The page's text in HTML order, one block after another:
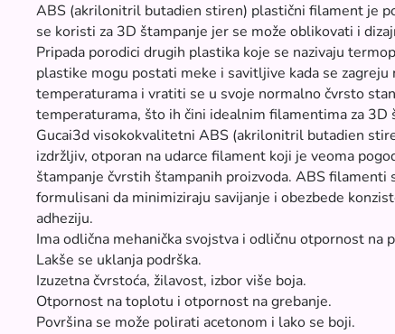
ABS (akrilonitril butadien stiren) plastični filament je
se koristi za 3D štampanje jer se može oblikovati i
Pripada porodici drugih plastika koje se nazivaju
plastike mogu postati meke i savitljive kada se zagreju
temperaturama i vratiti se u svoje normalno čvrsto
temperaturama, što ih čini idealnim filamentima za 3D
Gucai3d visokokvalitetni ABS (akrilonitril butadien
izdržljiv, otporan na udarce filament koji je veoma
štampanje čvrstih štampanih proizvoda. ABS filamenti
formulisani da minimiziraju savijanje i obezbede
adheziju.
Ima odlična mehanička svojstva i odličnu otpornost na
Lakše se uklanja podrška.
Izuzetna čvrstoća, žilavost, izbor više boja.
Otpornost na toplotu i otpornost na grebanje.
Površina se može polirati acetonom i lako se boji.